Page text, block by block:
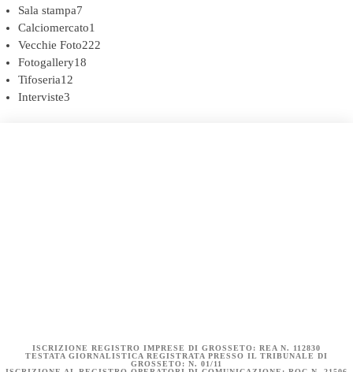
Sala stampa7
Calciomercato1
Vecchie Foto222
Fotogallery18
Tifoseria12
Interviste3
ISCRIZIONE REGISTRO IMPRESE DI GROSSETO: REA N. 112830
TESTATA GIORNALISTICA REGISTRATA PRESSO IL TRIBUNALE DI
GROSSETO: N. 01/11